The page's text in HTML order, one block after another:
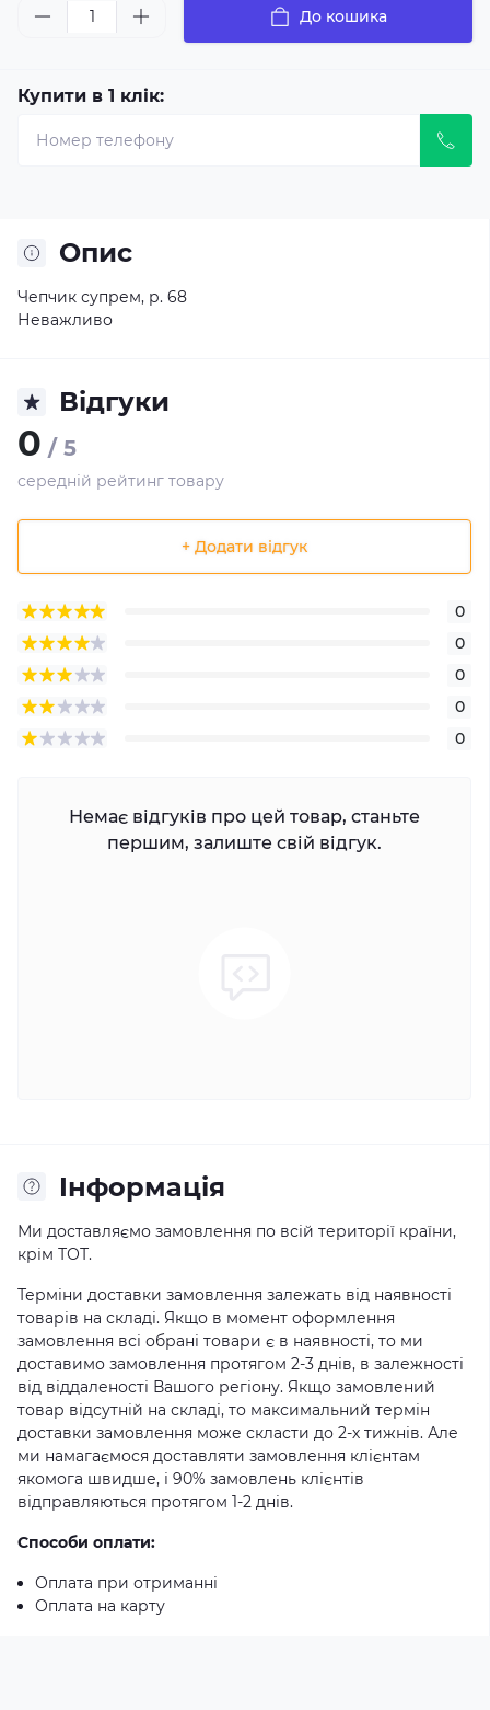
До кошика
Купити в 1 клік:
Опис
Чепчик супрем, р. 68
Неважливо
Відгуки
0 / 5
середній рейтинг товару
+ Додати відгук
0
0
0
0
0
Немає відгуків про цей товар, станьте
першим, залиште свій відгук.
Iнформація
Ми доставляємо замовлення по всій території країни,
крім ТОТ.
Терміни доставки замовлення залежать від наявності
товарів на складі. Якщо в момент оформлення
замовлення всі обрані товари є в наявності, то ми
доставимо замовлення протягом 2-3 днів, в залежності
від віддаленості Вашого регіону. Якщо замовлений
товар відсутній на складі, то максимальний термін
доставки замовлення може скласти до 2-х тижнів. Але
ми намагаємося доставляти замовлення клієнтам
якомога швидше, і 90% замовлень клієнтів
відправляються протягом 1-2 днів.
Способи оплати:
Оплата при отриманні
Оплата на карту